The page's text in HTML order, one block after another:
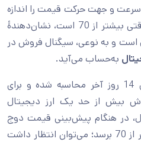
بوده و سرعت و جهت حرکت قیمت را اندازه
گیری می‌نماید. این شاخص، وقتی بیشتر از 70 است، نشان‌دهندۀ
است و به نوعی، سیگنال فروش در
به‌حساب می‌آید.
معمولاً RSI، براساس داده‌های 14 روز آخر محاسبه شده و برای
بیش از حد یک ارز دیجیتال
در هنگام پیش‌بینی قیمت دوج
کوین در آینده، اگر RSI به بالاتر از 70 برسد؛ می‌توان انتظار داشت